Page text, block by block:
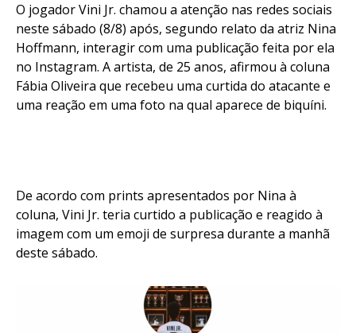
O jogador Vini Jr. chamou a atenção nas redes sociais
neste sábado (8/8) após, segundo relato da atriz Nina
Hoffmann, interagir com uma publicação feita por ela
no Instagram. A artista, de 25 anos, afirmou à coluna
Fábia Oliveira que recebeu uma curtida do atacante e
uma reação em uma foto na qual aparece de biquíni.
De acordo com prints apresentados por Nina à
coluna, Vini Jr. teria curtido a publicação e reagido à
imagem com um emoji de surpresa durante a manhã
deste sábado.